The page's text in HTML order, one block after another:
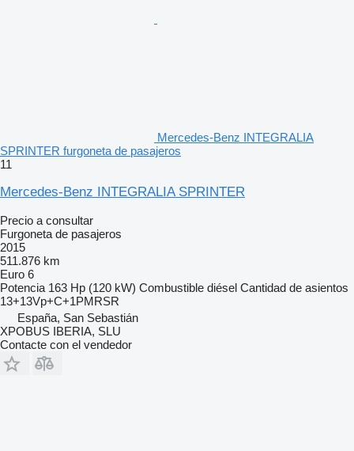
Mercedes-Benz INTEGRALIA
SPRINTER furgoneta de pasajeros
11
Mercedes-Benz INTEGRALIA SPRINTER
Precio a consultar
Furgoneta de pasajeros
2015
511.876 km
Euro 6
Potencia 163 Hp (120 kW) Combustible diésel Cantidad de asientos
13+13Vp+C+1PMRSR
España, San Sebastián
XPOBUS IBERIA, SLU
Contacte con el vendedor